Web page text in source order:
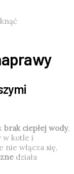
brak ciepłej wody,
w kotle i
nie włącza się,
działa